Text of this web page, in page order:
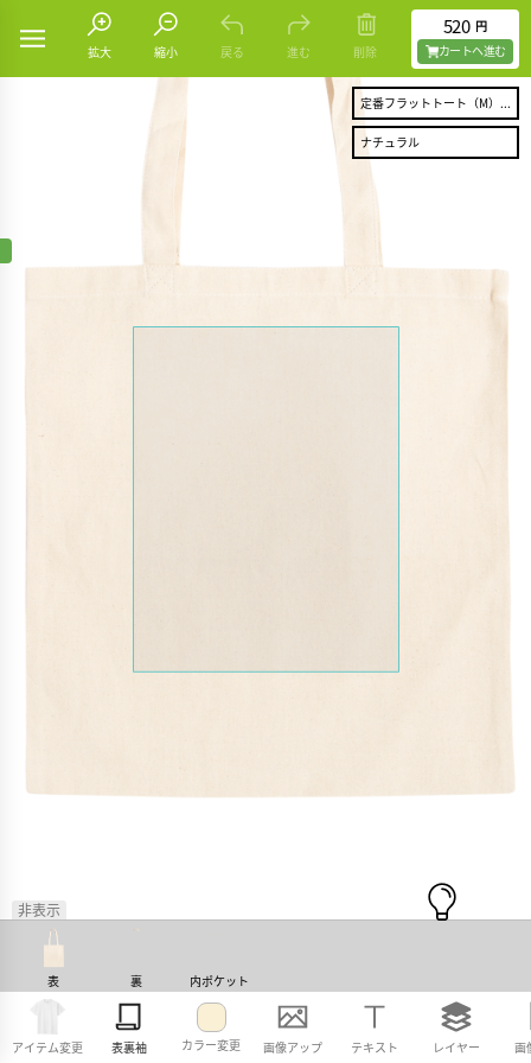
拡大 縮小 戻る 進む 削除
520 円
カートヘ進む
アイテム変更 表裏袖 カラー変更 画像アップ テキスト レイヤー 画
定番フラットトート（M）...
ナチュラル
表 裏 内ポケット
非表示